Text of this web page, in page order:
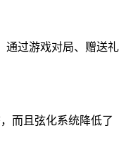
通过游戏对局、赠送礼
而且弦化系统降低了